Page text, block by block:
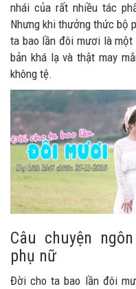
nhái của rất nhiều tác
Nhưng khi thưởng thức bộ
ta bao lần đôi mươi là
bản khá lạ và thật may
không tệ.
Câu chuyện
phụ nữ
Đời cho ta bao lần đôi